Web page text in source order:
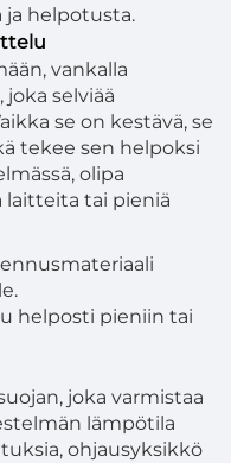
ja helpotusta.
vankalla
selviää
se on kestävä, se
tekee sen helpoksi
olipa
laitteita tai pieniä
helposti pieniin tai
joka varmistaa
lämpötila
ohjausyksikkö